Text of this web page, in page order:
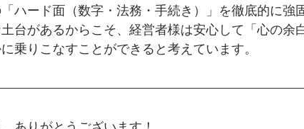
ハード面（数字・法務・手続き）」を徹底的に強
台があるからこそ、経営者様は安心して「心の余
乗りこなすことができると考えています。